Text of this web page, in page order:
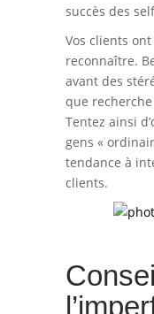
succès des
Vos clients
reconnaître.
avant des
que
Tentez ainsi
gens «
tendance à
clients.